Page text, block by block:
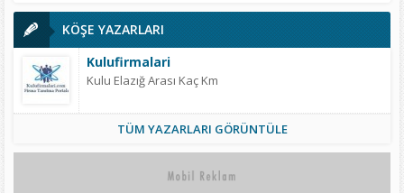
KÖŞE YAZARLARI
Kulufirmalari
Kulu Elazığ Arası Kaç Km
TÜM YAZARLARI GÖRÜNTÜLE